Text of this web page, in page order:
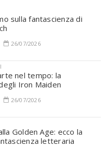
sulla fantascienza di
26/07/2026
nel tempo: la
Iron Maiden
26/07/2026
Golden Age: ecco la
letteraria